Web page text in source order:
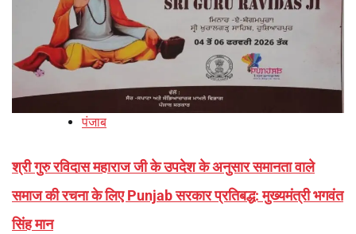
पंजाब
श्री गुरु रविदास महाराज जी के उपदेश के अनुसार समानता वाले
समाज की रचना के लिए Punjab सरकार प्रतिबद्ध: मुख्यमंत्री भगवंत
सिंह मान